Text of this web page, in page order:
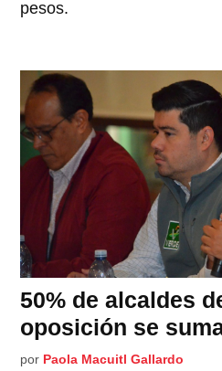
pesos.
50% de alcaldes
oposición se
por Paola Macuitl Gallardo